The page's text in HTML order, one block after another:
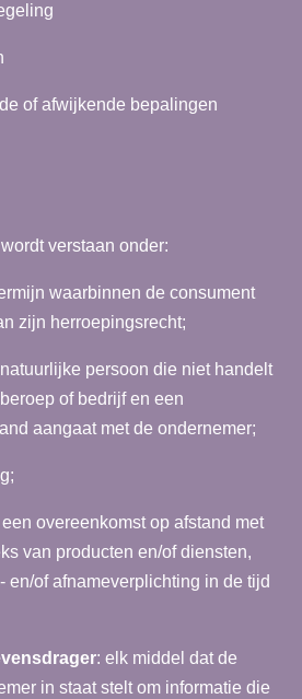
of afwijkende bepalingen
verstaan onder:
waarbinnen de consument
zijn herroepingsrecht;
persoon die niet handelt
of bedrijf en een
aangaat met de ondernemer;
een overeenkomst op afstand met
van producten en/of diensten,
en/of afnameverplichting in de tijd
: elk middel dat de
in staat stelt om informatie die